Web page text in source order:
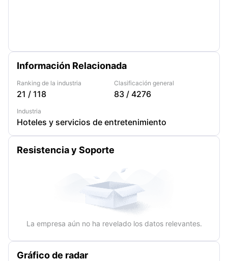
Información Relacionada
Ranking de la industria
21 / 118
Clasificación general
83 / 4276
Industria
Hoteles y servicios de entretenimiento
Resistencia y Soporte
La empresa aún no ha revelado los datos relevantes.
Gráfico de radar